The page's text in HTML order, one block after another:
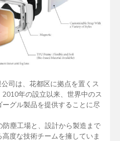
司は、花都区に拠点を置くス
年の設立以来、世界中のス
グル製品を提供することに尽
塵工場と、設計から製造まで
度な技術チームを擁していま